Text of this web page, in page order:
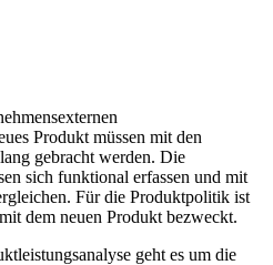
Produkt müssen mit den
gebracht werden. Die
sich funktional erfassen und mit
Für die Produktpolitik ist
dem neuen Produkt bezweckt.
geht es um die